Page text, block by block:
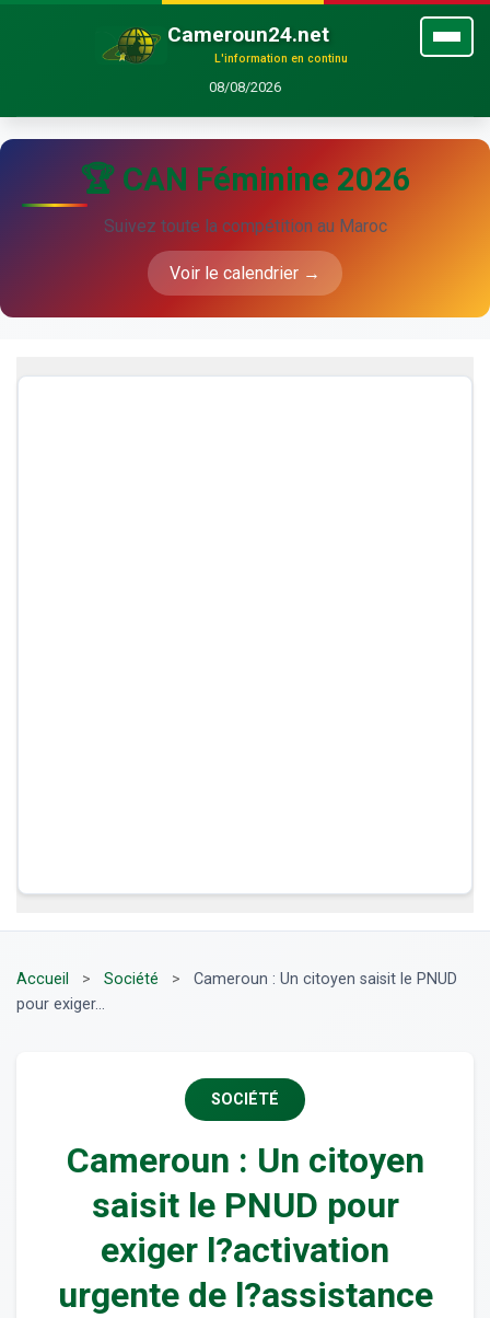
Cameroun24.net
L'information en continu
08/08/2026
🏆 CAN Féminine 2026
Suivez toute la compétition au Maroc
Voir le calendrier →
Accueil > Société >
Cameroun : Un citoyen saisit le PNUD
pour exiger...
SOCIÉTÉ
Cameroun : Un citoyen
saisit le PNUD pour
exiger l?activation
urgente de l?assistance